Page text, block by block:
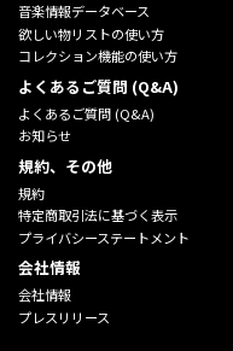
音楽情報データベース
欲しい物リストの使い方
コレクション機能の使い方
よくあるご質問 (Q&A)
よくあるご質問 (Q&A)
お知らせ
規約、その他
規約
特定商取引法に基づく表示
プライバシーステートメント
会社情報
会社情報
プレスリリース